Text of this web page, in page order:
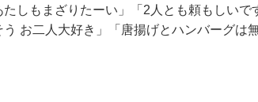
しもまざりたーい」「2人とも頼もしい
お二人大好き」「唐揚げとハンバーグは